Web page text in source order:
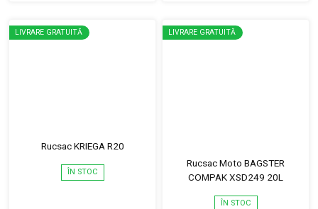
LIVRARE GRATUITĂ
Rucsac KRIEGA R20
ÎN STOC
LIVRARE GRATUITĂ
Rucsac Moto BAGSTER
COMPAK XSD249 20L
ÎN STOC